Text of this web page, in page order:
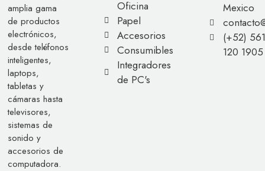
amplia gama
de productos
electrónicos,
desde teléfonos
inteligentes,
laptops,
tabletas y
cámaras hasta
televisores,
sistemas de
sonido y
accesorios de
computadora.
Oficina
Papel
Accesorios
Consumibles
Integradores
de PC's
Mexico
(+52) 561
120 1905